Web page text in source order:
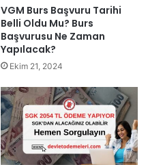
VGM Burs Başvuru Tarihi
Belli Oldu Mu? Burs
Başvurusu Ne Zaman
Yapılacak?
Ekim 21, 2024